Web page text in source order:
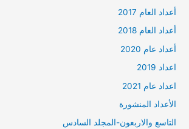
أعداد العام 2017
أعداد العام 2018
أعداد عام 2020
اعداد 2019
اعداد عام 2021
الأعداد المنشورة
التاسع والاربعون-المجلد السادس